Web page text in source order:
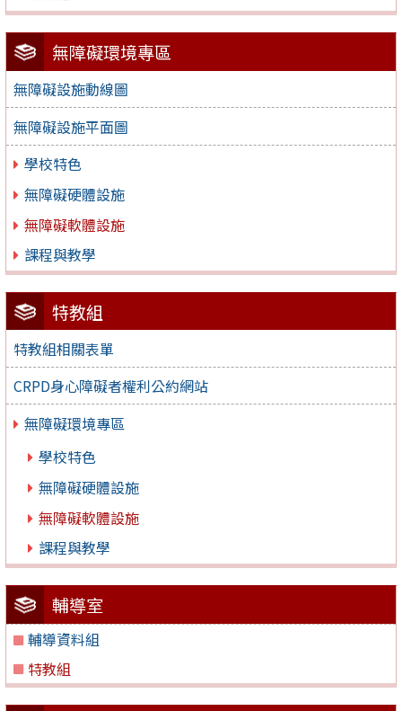
無障礙環境專區
無障礙設施動線圖
無障礙設施平面圖
學校特色
無障礙硬體設施
無障礙軟體設施
課程與教學
特教組
特教組相關表單
CRPD身心障礙者權利公約網站
無障礙環境專區
學校特色
無障礙硬體設施
無障礙軟體設施
課程與教學
輔導室
輔導資料組
特教組